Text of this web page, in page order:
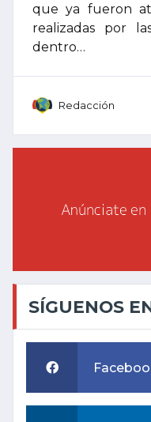
que ya fueron
realizadas por
dentro…
Redacción
SÍGUENOS